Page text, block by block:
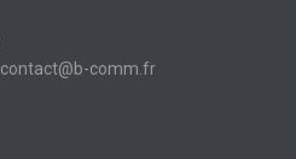
contact@b-comm.fr